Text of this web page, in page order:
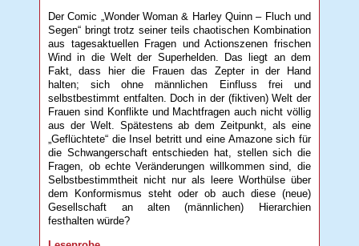
Der Comic „Wonder Woman & Harley Quinn – Fluch und
Segen“ bringt trotz seiner teils chaotischen Kombination
aus tagesaktuellen Fragen und Actionszenen frischen
Wind in die Welt der Superhelden. Das liegt an dem
Fakt, dass hier die Frauen das Zepter in der Hand
halten; sich ohne männlichen Einfluss frei und
selbstbestimmt entfalten. Doch in der (fiktiven) Welt der
Frauen sind Konflikte und Machtfragen auch nicht völlig
aus der Welt. Spätestens ab dem Zeitpunkt, als eine
„Geflüchtete“ die Insel betritt und eine Amazone sich für
die Schwangerschaft entschieden hat, stellen sich die
Fragen, ob echte Veränderungen willkommen sind, die
Selbstbestimmtheit nicht nur als leere Worthülse über
dem Konformismus steht oder ob auch diese (neue)
Gesellschaft an alten (männlichen) Hierarchien
festhalten würde?